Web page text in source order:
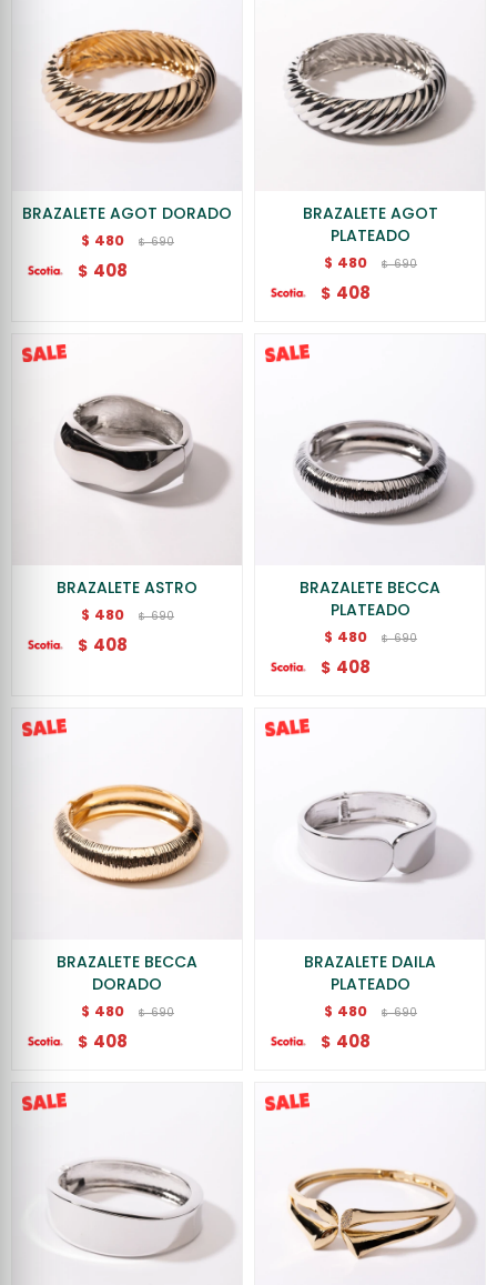
BRAZALETE AGOT DORADO
$ 480 $ 690
$ 408
BRAZALETE AGOT
PLATEADO
$ 480 $ 690
$ 408
BRAZALETE ASTRO
$ 480 $ 690
$ 408
BRAZALETE BECCA
PLATEADO
$ 480 $ 690
$ 408
BRAZALETE BECCA
DORADO
$ 480 $ 690
$ 408
BRAZALETE DAILA
PLATEADO
$ 480 $ 690
$ 408